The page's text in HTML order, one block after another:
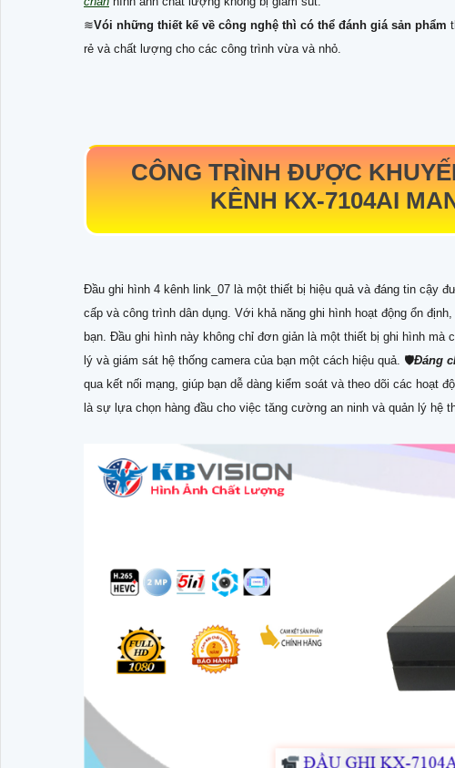
≋Vói những thiết kế về công nghệ thì có thể đánh giá sản phẩm
rẻ và chất lượng cho các công trình vừa và nhỏ.
CÔNG TRÌNH ĐƯỢC
KÊNH KX-7104AI
Đầu ghi hình 4 kênh link_07 là một thiết bị hiệu quả và đáng tin cậy
cấp và công trình dân dụng. Với khả năng ghi hình hoạt động ổn định,
bạn. Đầu ghi hình này không chỉ đơn giản là một thiết bị ghi hình mà
lý và giám sát hệ thống camera của bạn một cách hiệu quả. 🛡Đáng
qua kết nối mạng, giúp bạn dễ dàng kiểm soát và theo dõi các hoạt
là sự lựa chọn hàng đầu cho việc tăng cường an ninh và quản lý hệ